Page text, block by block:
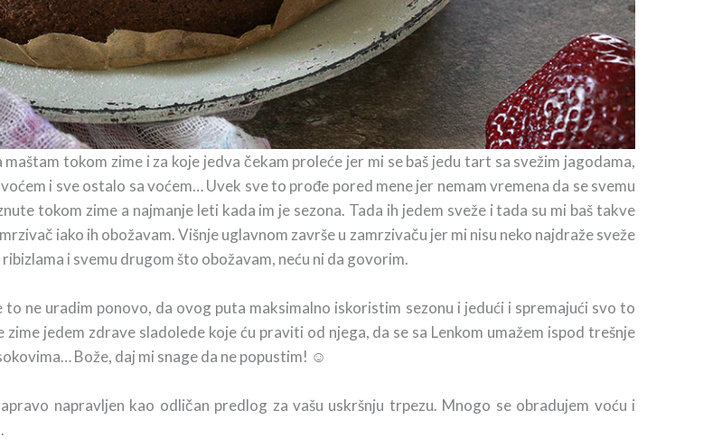
tokom zime i za koje jedva čekam proleće jer mi se baš jedu tart sa svežim jagodama,
i sve ostalo sa voćem… Uvek sve to prođe pored mene jer nemam vremena da se svemu
tokom zime a najmanje leti kada im je sezona. Tada ih jedem sveže i tada su mi baš takve
iako ih obožavam. Višnje uglavnom završe u zamrzivaču jer mi nisu neko najdraže sveže
i svemu drugom što obožavam, neću ni da govorim.
ne uradim ponovo, da ovog puta maksimalno iskoristim sezonu i jedući i spremajući svo to
jedem zdrave sladolede koje ću praviti od njega, da se sa Lenkom umažem ispod trešnje
Bože, daj mi snage da ne popustim! ☺
napravljen kao odličan predlog za vašu uskršnju trpezu. Mnogo se obradujem voću i
×